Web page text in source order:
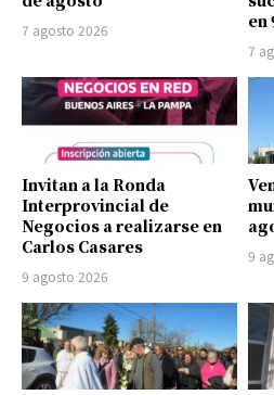
7 agosto 2026
en
7
Invitan a la Ronda
Interprovincial de
Negocios a realizarse en
Carlos Casares
9 agosto 2026
9